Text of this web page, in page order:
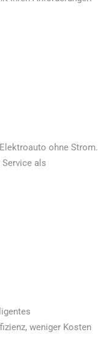
ohne Strom.
als
weniger Kosten